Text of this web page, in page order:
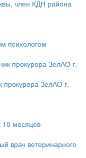
член КДН района
психологом
ЗелАО г.
10 месяцев